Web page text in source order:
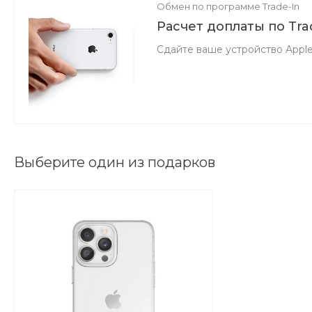
Обмен по программе Trade-In
Расчет доплаты по
Сдайте ваше устройство
Выберите один из подарков